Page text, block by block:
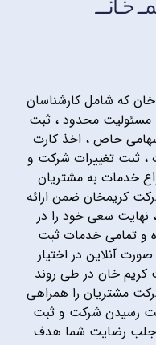
که شامل کارشناسان
محدود ، ثبت
خاص ، اخذ کارت
، ثبت تغییرات شرکت و
خدمات به مشتریان
کریمخان ضمن ارائه
نهایت سعی خود را در
و تمامی خدمات ثبت
آنلاین در اختیار
خان در طی روند
مشتریان را همراهی
رسیدن شرکت و ثبت
جلب رضایت شما هدف